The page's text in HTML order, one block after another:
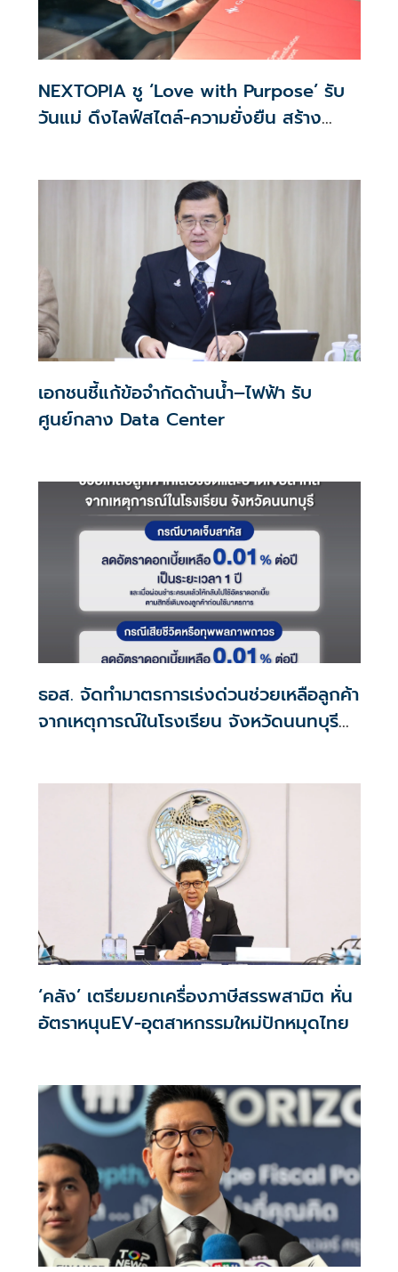
NEXTOPIA ชู ‘Love with Purpose’ รับ
วันแม่ ดึงไลฟ์สไตล์-ความยั่งยืน สร้าง
เอกชนชี้แก้ข้อจำกัดด้านน้ำ–ไฟฟ้า รับ
ศูนย์กลาง Data Center
ธอส. จัดทำมาตรการเร่งด่วนช่วยเหลือลูกค้า
จากเหตุการณ์ในโรงเรียน จังหวัดนนทบุรี
‘คลัง’ เตรียมยกเครื่องภาษีสรรพสามิต หั่น
อัตราหนุนEV-อุตสาหกรรมใหม่ปักหมุดไทย